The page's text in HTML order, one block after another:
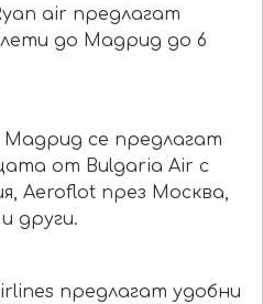
air предлагат
до Мадрид до 6
се предлагат
от Bulgaria Air с
Aeroflot през Москва,
други.
предлагат удобни